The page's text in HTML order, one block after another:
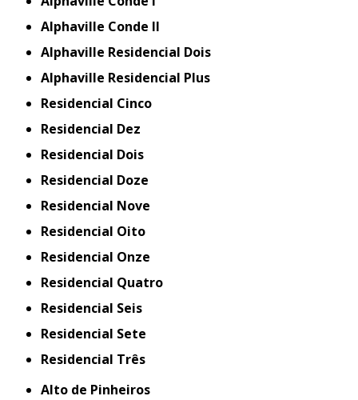
Alphaville Conde II
Alphaville Residencial Dois
Alphaville Residencial Plus
Residencial Cinco
Residencial Dez
Residencial Dois
Residencial Doze
Residencial Nove
Residencial Oito
Residencial Onze
Residencial Quatro
Residencial Seis
Residencial Sete
Residencial Três
Alto de Pinheiros